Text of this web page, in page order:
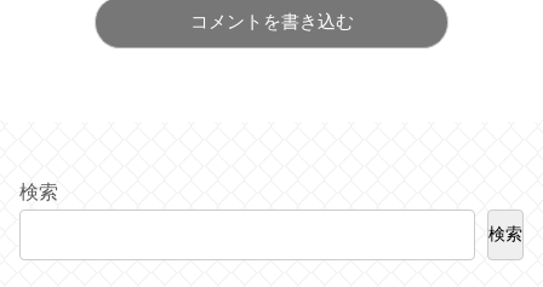
コメントを書き込む
検索
検索